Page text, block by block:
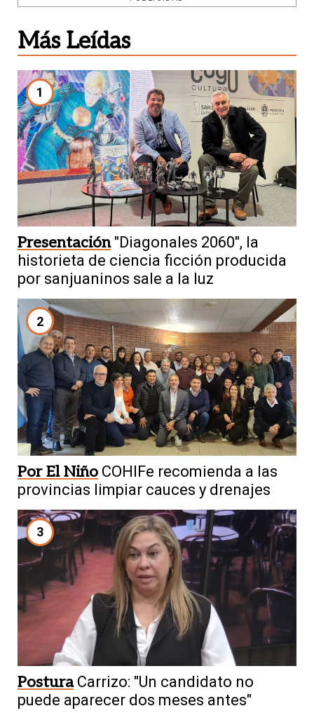
Más Leídas
1
Presentación "Diagonales 2060", la
historieta de ciencia ficción producida
por sanjuaninos sale a la luz
2
Por El Niño COHIFe recomienda a las
provincias limpiar cauces y drenajes
3
Postura Carrizo: "Un candidato no
puede aparecer dos meses antes"